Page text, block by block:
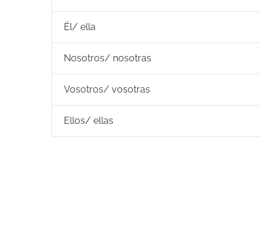
Él/ ella
Nosotros/ nosotras
Vosotros/ vosotras
Ellos/ ellas